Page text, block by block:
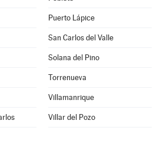
Puerto Lápice
San Carlos del Valle
Solana del Pino
Torrenueva
Villamanrique
Villar del Pozo